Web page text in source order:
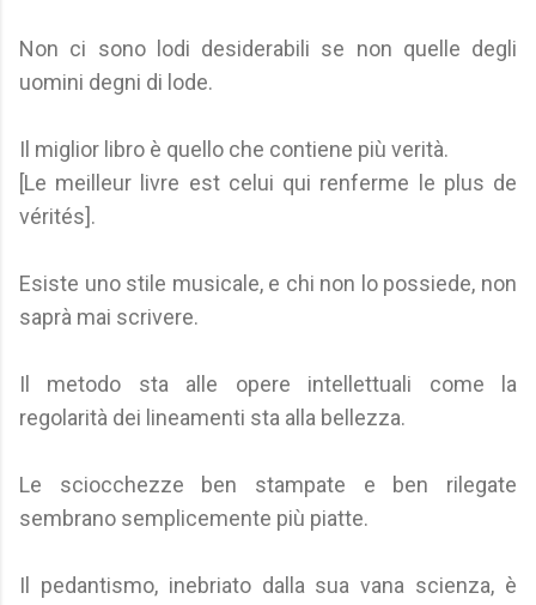
Non ci sono lodi desiderabili se non quelle degli
uomini degni di lode.
Il miglior libro è quello che contiene più verità.
[Le meilleur livre est celui qui renferme le plus de
vérités].
Esiste uno stile musicale, e chi non lo possiede, non
saprà mai scrivere.
Il metodo sta alle opere intellettuali come la
regolarità dei lineamenti sta alla bellezza.
Le sciocchezze ben stampate e ben rilegate
sembrano semplicemente più piatte.
Il pedantismo, inebriato dalla sua vana scienza, è